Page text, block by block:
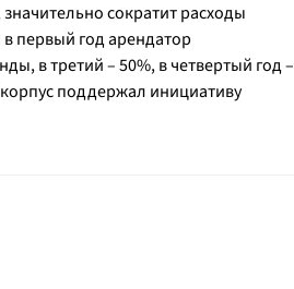
сократит расходы
первый год арендатор
в третий – 50%, в четвертый год –
поддержал инициативу